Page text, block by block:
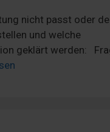
nicht passt oder
und welche
geklärt werden: